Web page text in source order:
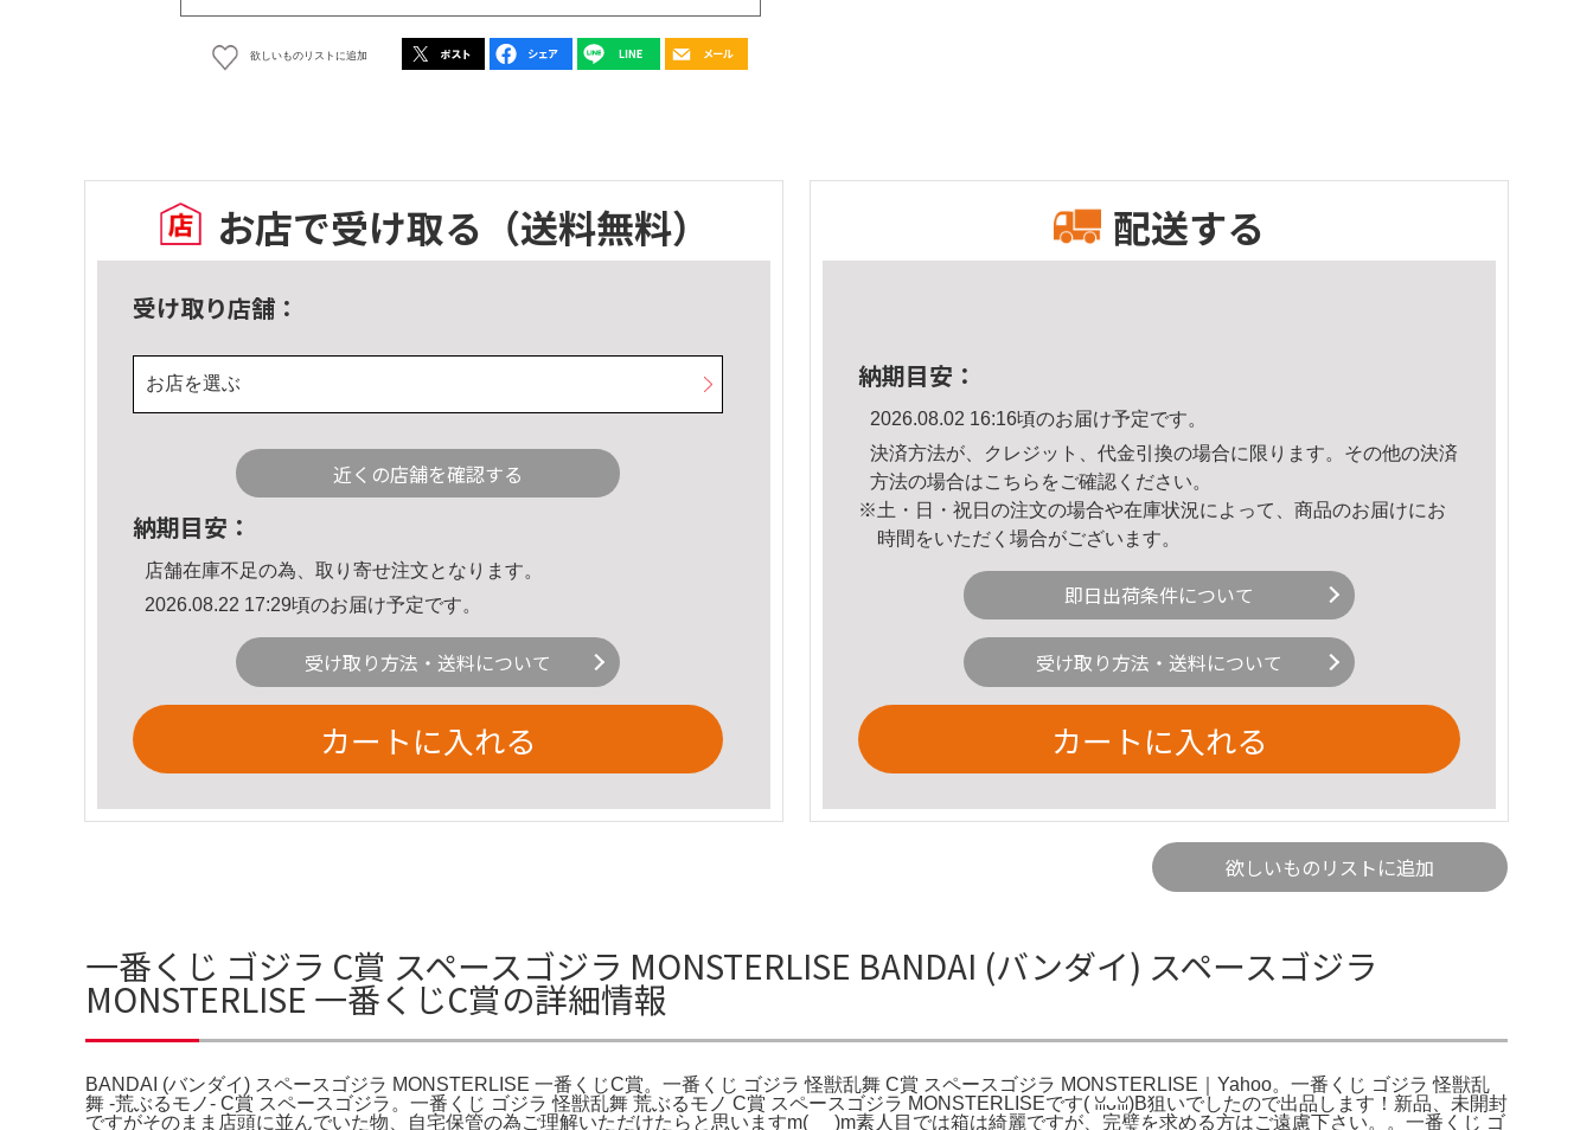
欲しいものリストに追加
お店で受け取る （送料無料）
受け取り店舗：
お店を選ぶ
近くの店舗を確認する
納期目安：
店舗在庫不足の為、取り寄せ注文となります。
2026.08.22 17:29頃のお届け予定です。
受け取り方法・送料について
カートに入れる
配送する
納期目安：
2026.08.02 16:16頃のお届け予定です。
決済方法が、クレジット、代金引換の場合に限ります。その他の決済
方法の場合はこちら をご確認ください。
※土・日・祝日の注文の場合や在庫状況によって、商品のお届けにお
時間をいただく場合がございます。
即日出荷条件について
受け取り方法・送料について
カートに入れる
欲しいものリストに追加
一番くじ ゴジラ C賞 スペースゴジラ MONSTERLISE BANDAI (バンダイ) スペースゴジラ
MONSTERLISE 一番くじC賞の詳細情報
BANDAI (バンダイ) スペースゴジラ MONSTERLISE 一番くじC賞。一番くじ ゴジラ 怪獣乱舞 C賞 スペースゴジラ MONSTERLISE｜Yahoo。一番くじ ゴジラ 怪獣乱
舞 -荒ぶるモノ- C賞 スペースゴジラ。一番くじ ゴジラ 怪獣乱舞 荒ぶるモノ C賞 スペースゴジラ MONSTERLISEです(⁠ ⁠ꈍ⁠ᴗ⁠ꈍ⁠)B狙いでしたので出品します！新品、未開封
ですがそのまま店頭に並んでいた物、自宅保管の為ご理解いただけたらと思いますm(_ _)m素人目では箱は綺麗ですが、完璧を求める方はご遠慮下さい。。一番くじ ゴ